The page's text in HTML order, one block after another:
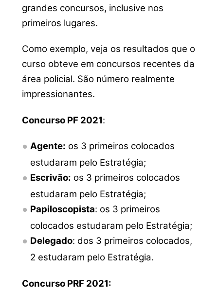
grandes concursos, inclusive nos
primeiros lugares.
Como exemplo, veja os resultados que o
curso obteve em concursos recentes da
área policial. São número realmente
impressionantes.
Concurso PF 2021:
Agente: os 3 primeiros colocados
estudaram pelo Estratégia;
Escrivão: os 3 primeiros colocados
estudaram pelo Estratégia;
Papiloscopista: os 3 primeiros
colocados estudaram pelo Estratégia;
Delegado: dos 3 primeiros colocados,
2 estudaram pelo Estratégia.
Concurso PRF 2021: